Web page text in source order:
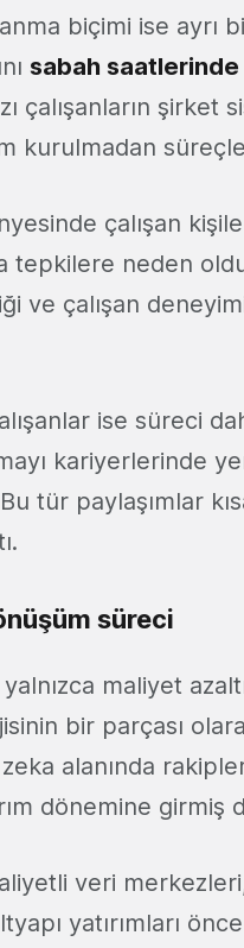
biçimi ise ayrı
sabah
çalışanların
kurulmadan
çalışan
tepkilere neden
ve çalışan
ise süreci
kariyerlerinde
tür paylaşımlar
süreci
yalnızca maliyet
bir parçası
alanında
dönemine girmiş
veri
yatırımları